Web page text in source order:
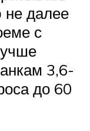
не далее
с
3,6-
до 60